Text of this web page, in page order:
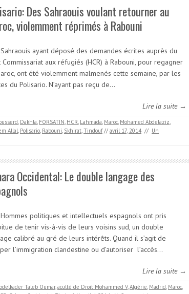
Des Sahraouis voulant retourner au
violemment réprimés à Rabouni
ayant déposé des demandes écrites auprès du
Commissariat aux réfugiés (HCR) à Rabouni, pour regagner
ont été violemment malmenés cette semaine, par les
du Polisario. N’ayant pas reçu de…
Lire la suite →
, Dakhla, FORSATIN, HCR, Lahmada, Maroc, Mohamed Abdelaziz,
Allal, Polisario, Rabouni, Skhirat,Tindouf // avril 17, 2014 // Un
Occidental: Le double langage des
politiques et intellectuels espagnols ont pris
de tenir vis-à-vis de leurs voisins sud, un double
calibré au gré de leurs intérêts. Quand il s’agit de
l’immigration clandestine ou d’autoriser l’accès…
Lire la suite →
Taleb Oumar,aculté de Droit Mohammed V,Algérie, Madrid, Maroc,